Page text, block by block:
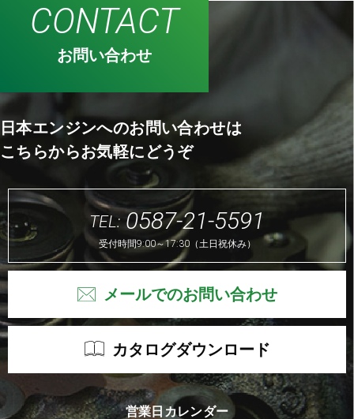
CONTACT
お問い合わせ
日本エンジンへのお問い合わせは
こちらからお気軽にどうぞ
TEL:0587-21-5591
受付時間9:00～17:30（土日祝休み）
メールでのお問い合わせ
カタログダウンロード
営業日カレンダー